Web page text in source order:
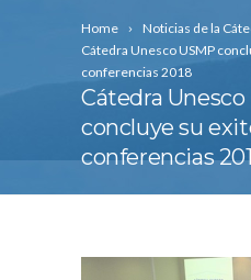
Home
Noticias de la
Cátedra Unesco USMP
conferencias 2018
Cátedra Unesco
concluye su
conferencias